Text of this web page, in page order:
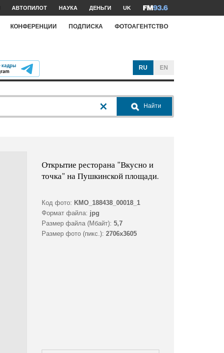
АВТОПИЛОТ НАУКА ДЕНЬГИ UK
КОНФЕРЕНЦИИ ПОДПИСКА ФОТОАГЕНТСТВО
RU EN
Найти
Открытие ресторана "Вкусно и
точка" на Пушкинской площади.
Код фото: KMO_188438_00018_1
Формат файла: jpg
Размер файла (Мбайт): 5,7
Размер фото (пикс.): 2706x3605